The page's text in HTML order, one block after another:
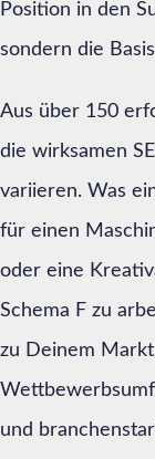
Position in den
sondern die
Aus über 150
die wirksamen
variieren. Was
für einen
oder eine
Schema F zu
zu Deinem
und